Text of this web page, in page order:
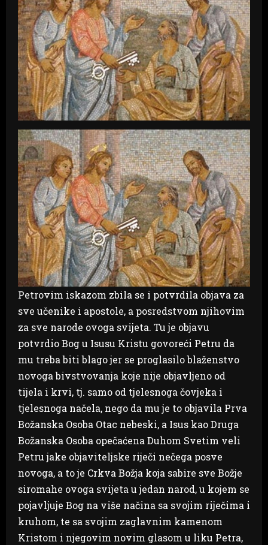
Petrovim iskazom zbila se i potvrdila objava za
sve učenike i apostole, a posredstvom njihovim
za sve narode ovoga svijeta. Tu je objavu
potvrdio Bog u Isusu Kristu govoreći Petru da
mu treba biti blago jer se proglasilo blaženstvo
novoga bivstvovanja koje nije objavljeno od
tijela i krvi, tj. samo od tjelesnoga čovjeka i
tjelesnoga načela, nego da mu je to objavila Prva
Božanska Osoba Otac nebeski, a Isus kao Druga
Božanska Osoba opečaćena Duhom Svetim veli
Petru jake objaviteljske riječi nečega posve
novoga, a to je Crkva Božja koja sabire sve Božje
siromahe ovoga svijeta u jedan narod, u kojem se
pojavljuje Bog na više načina sa svojim riječima i
kruhom, te sa svojim zaglavnim kamenom
Kristom i njegovim novim glasom u liku Petra,